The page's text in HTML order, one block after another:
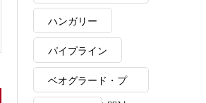
崩落事故
ハンガリー
パイプライン
ベオグラード・プ